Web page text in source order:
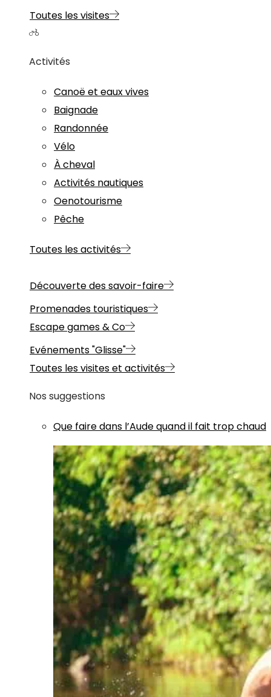
Toutes les visites
Activités
Canoë et eaux vives
Baignade
Randonnée
Vélo
À cheval
Activités nautiques
Oenotourisme
Pêche
Toutes les activités
Découverte des savoir-faire
Promenades touristiques
Escape games & Co
Evénements "Glisse"
Toutes les visites et activités
Nos suggestions
Que faire dans l’Aude quand il fait trop chaud